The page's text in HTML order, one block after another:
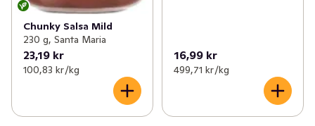
Chunky Salsa Mild
230 g, Santa Maria
23,19 kr
100,83 kr /kg
16,99 kr
499,71 kr /kg